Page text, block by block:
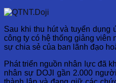
Sau khi thu hút và tuyển dụng
công ty có hệ thống giảng viên
sự chia sẻ của ban lãnh đạo
Phát triển nguồn nhân lực đã
nhân sự DOJI gần 2.000